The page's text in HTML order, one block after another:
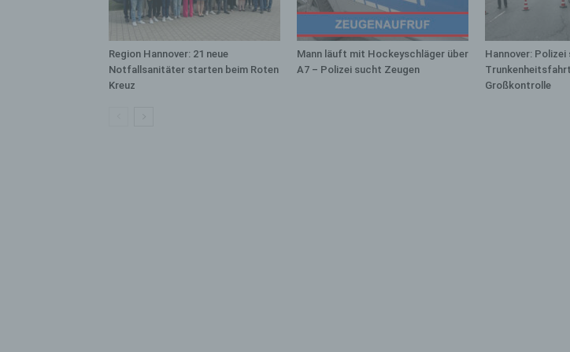
Region Hannover: 21 neue
Notfallsanitäter starten beim Roten
Kreuz
Mann läuft mit Hockeyschläger über
A7 – Polizei sucht Zeugen
Hannover:
Großkontrolle
beziehen, zu bewerten, insbesondere, um
wirtschaftlicher Lage, Gesundheit,
Zuverlässigkeit, Verhalten, Aufenthaltsort
Person zu analysieren oder vorherzusagen.
f) Pseudonymisierung
Pseudonymisierung ist die Verarbeitung
zugeordnet werden können, sofern diese
identifizierten oder identifizierbaren
Verantwortlicher oder für die Verarbeitung
oder juristische Person, Behörde,